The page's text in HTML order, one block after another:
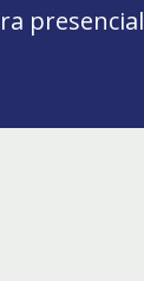
presencial